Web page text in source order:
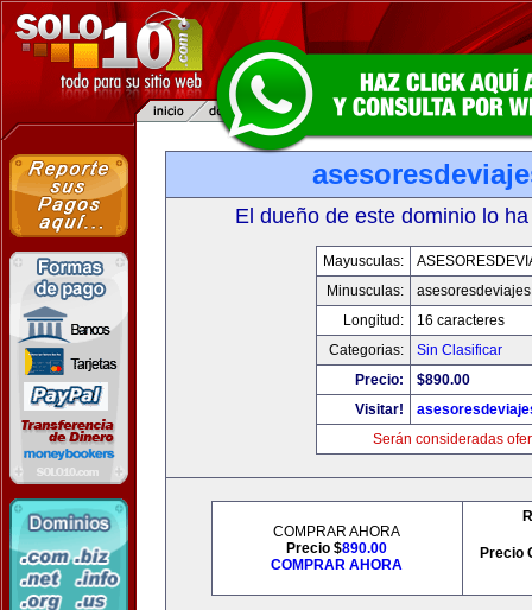
El dueño de este dominio lo
Mayusculas:
Minusculas:
Longitud:
16 caracteres
Categorias:
Sin Clasificar
Precio:
$890.00
Visitar!
Serán consideradas
COMPRAR AHORA
Precio $890.00
COMPRAR AHORA
Precio